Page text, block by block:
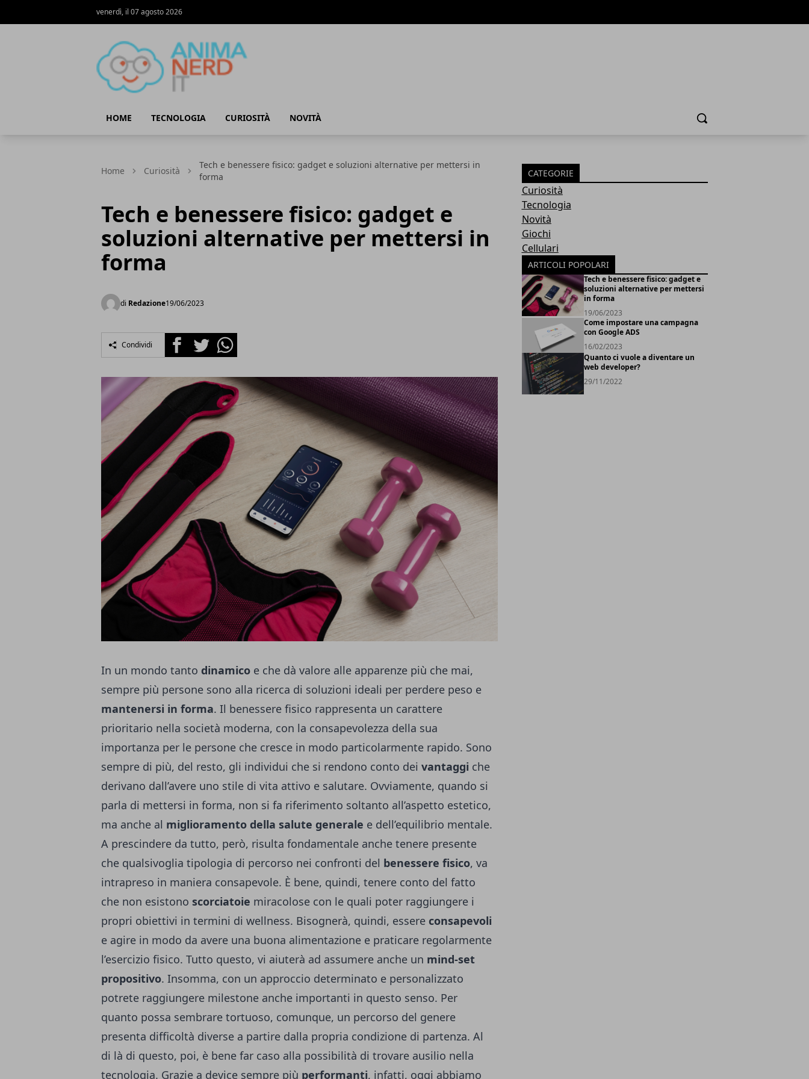
venerdì, il 07 agosto 2026
HOME TECNOLOGIA CURIOSITÀ NOVITÀ Cerca
Home Curiosità
Tech e benessere fisico: gadget e soluzioni alternative per mettersi in
forma
Tech e benessere fisico: gadget e
soluzioni alternative per mettersi in
forma
di Redazione19/06/2023
Condividi FacebookTwitterWhatsapp
In un mondo tanto dinamico e che dà valore alle apparenze più che mai,
sempre più persone sono alla ricerca di soluzioni ideali per perdere peso e
mantenersi in forma. Il benessere fisico rappresenta un carattere
prioritario nella società moderna, con la consapevolezza della sua
importanza per le persone che cresce in modo particolarmente rapido. Sono
sempre di più, del resto, gli individui che si rendono conto dei vantaggi che
derivano dall’avere uno stile di vita attivo e salutare. Ovviamente, quando si
parla di mettersi in forma, non si fa riferimento soltanto all’aspetto estetico,
ma anche al miglioramento della salute generale e dell’equilibrio mentale.
A prescindere da tutto, però, risulta fondamentale anche tenere presente
che qualsivoglia tipologia di percorso nei confronti del benessere fisico, va
intrapreso in maniera consapevole. È bene, quindi, tenere conto del fatto
che non esistono scorciatoie miracolose con le quali poter raggiungere i
propri obiettivi in termini di wellness. Bisognerà, quindi, essere consapevoli
e agire in modo da avere una buona alimentazione e praticare regolarmente
l’esercizio fisico. Tutto questo, vi aiuterà ad assumere anche un mind-set
propositivo. Insomma, con un approccio determinato e personalizzato
potrete raggiungere milestone anche importanti in questo senso. Per
quanto possa sembrare tortuoso, comunque, un percorso del genere
presenta difficoltà diverse a partire dalla propria condizione di partenza. Al
di là di questo, poi, è bene far caso alla possibilità di trovare ausilio nella
tecnologia. Grazie a device sempre più performanti, infatti, oggi abbiamo
CATEGORIE
Curiosità
Tecnologia
Novità
Giochi
Cellulari
ARTICOLI POPOLARI
Tech e benessere fisico: gadget e
soluzioni alternative per mettersi
in forma
19/06/2023
Come impostare una campagna
con Google ADS
16/02/2023
Quanto ci vuole a diventare un
web developer?
29/11/2022